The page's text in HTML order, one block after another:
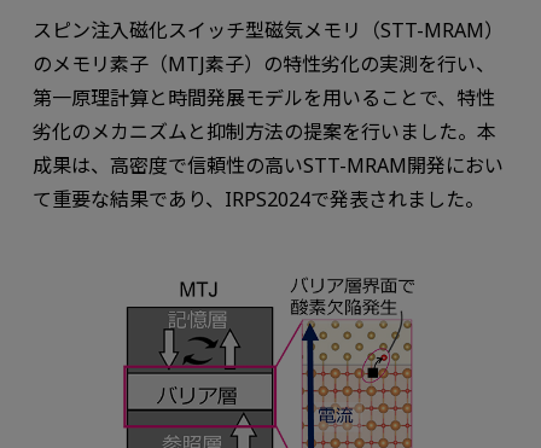
スピン注入磁化スイッチ型磁気メモリ（STT-MRAM）
のメモリ素子（MTJ素子）の特性劣化の実測を行い、
第一原理計算と時間発展モデルを用いることで、特性
劣化のメカニズムと抑制方法の提案を行いました。本
成果は、高密度で信頼性の高いSTT-MRAM開発におい
て重要な結果であり、IRPS2024で発表されました。